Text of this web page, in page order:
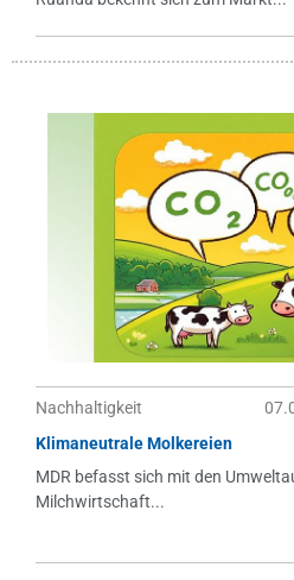
Nachhaltigkeit
Klimaneutrale Molkereien
MDR befasst sich mit den
Milchwirtschaft...